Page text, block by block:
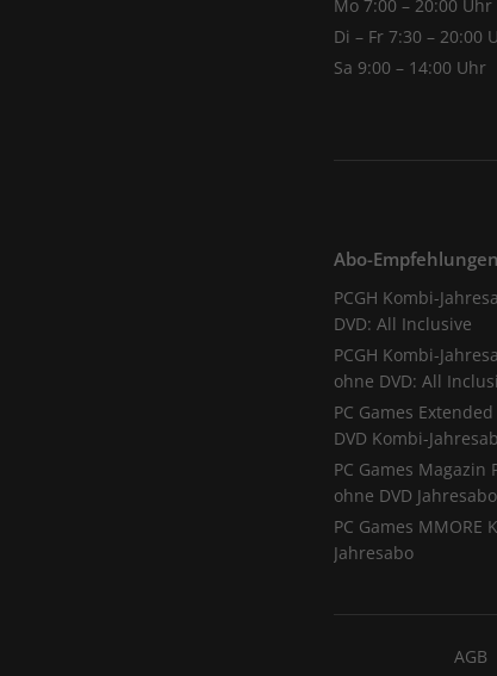
Mo 7:00 – 20:00 Uhr
Di – Fr 7:30 – 20:00
Sa 9:00 – 14:00 Uhr
Abo-Empfehlungen
PCGH Kombi-
DVD: All Inclusive
PCGH Kombi-
ohne DVD: All
PC Games
DVD Kombi-
PC Games Magazin
ohne DVD Jahresabo
PC Games MMORE
Jahresabo
AGB